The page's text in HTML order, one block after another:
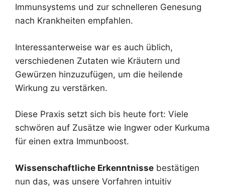
Immunsystems und zur schnelleren Genesung
nach Krankheiten empfahlen.
Interessanterweise war es auch üblich,
verschiedenen Zutaten wie Kräutern und
Gewürzen hinzuzufügen, um die heilende
Wirkung zu verstärken.
Diese Praxis setzt sich bis heute fort: Viele
schwören auf Zusätze wie Ingwer oder Kurkuma
für einen extra Immunboost.
Wissenschaftliche Erkenntnisse bestätigen
nun das, was unsere Vorfahren intuitiv